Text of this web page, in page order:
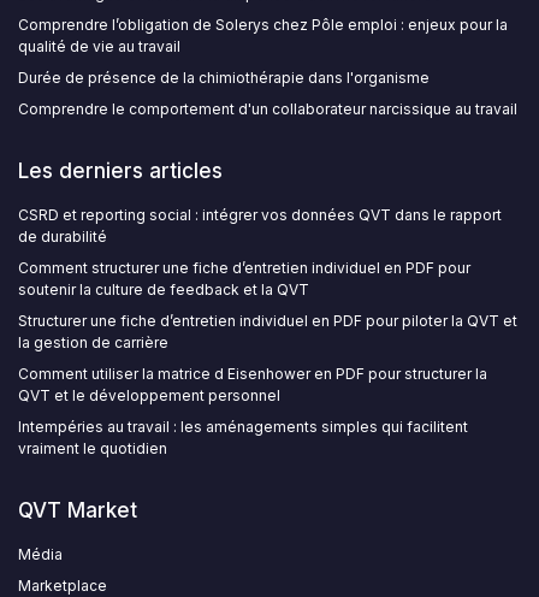
Comprendre l’obligation de Solerys chez Pôle emploi : enjeux pour la
qualité de vie au travail
Durée de présence de la chimiothérapie dans l'organisme
Comprendre le comportement d'un collaborateur narcissique au travail
Les derniers articles
CSRD et reporting social : intégrer vos données QVT dans le rapport
de durabilité
Comment structurer une fiche d’entretien individuel en PDF pour
soutenir la culture de feedback et la QVT
Structurer une fiche d’entretien individuel en PDF pour piloter la QVT et
la gestion de carrière
Comment utiliser la matrice d Eisenhower en PDF pour structurer la
QVT et le développement personnel
Intempéries au travail : les aménagements simples qui facilitent
vraiment le quotidien
QVT Market
Média
Marketplace